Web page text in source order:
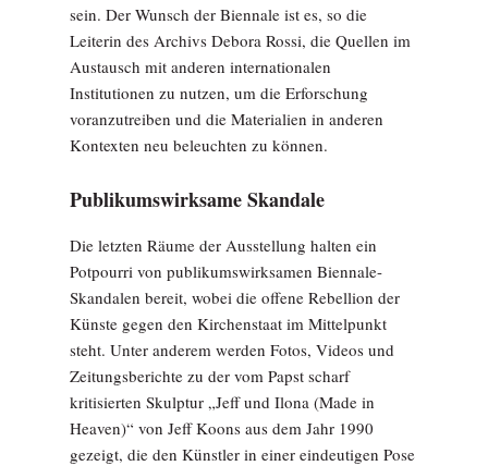
sein. Der Wunsch der Biennale ist es, so die
Leiterin des Archivs Debora Rossi, die Quellen im
Austausch mit anderen internationalen
Institutionen zu nutzen, um die Erforschung
voranzutreiben und die Materialien in anderen
Kontexten neu beleuchten zu können.
Publikumswirksame Skandale
Die letzten Räume der Ausstellung halten ein
Potpourri von publikumswirksamen Biennale-
Skandalen bereit, wobei die offene Rebellion der
Künste gegen den Kirchenstaat im Mittelpunkt
steht. Unter anderem werden Fotos, Videos und
Zeitungsberichte zu der vom Papst scharf
kritisierten Skulptur „Jeff und Ilona (Made in
Heaven)“ von Jeff Koons aus dem Jahr 1990
gezeigt, die den Künstler in einer eindeutigen Pose